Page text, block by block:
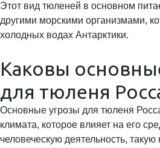
Этот вид тюленей в основном
другими морскими организмами,
холодных водах Антарктики.
Каковы
для тюленя
Основные угрозы для тюленя
климата, которое влияет на его
человеческую деятельность,